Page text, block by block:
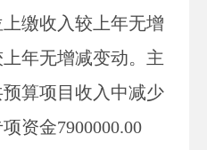
缴收入较上年无增
年无增减变动。主
算项目收入中减少
资金7900000.00